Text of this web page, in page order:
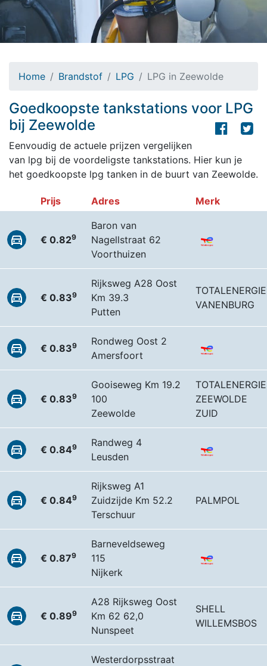
Home Brandstof LPG LPG in Zeewolde
Goedkoopste tankstations voor LPG
bij Zeewolde
Eenvoudig de actuele prijzen vergelijken
van lpg bij de voordeligste tankstations. Hier kun je
het goedkoopste lpg tanken in de buurt van Zeewolde.
Prijs Adres Merk
€ 0.829
Baron van
Nagellstraat 62
Voorthuizen
€ 0.839
Rijksweg A28 Oost
Km 39.3
Putten
VANENBURG
€ 0.839
Rondweg Oost 2
Amersfoort
€ 0.839
Gooiseweg Km 19.2
100
Zeewolde
ZEEWOLDE
ZUID
€ 0.849
Randweg 4
Leusden
€ 0.849
Rijksweg A1
Zuidzijde Km 52.2
Terschuur
PALMPOL
€ 0.879
Barneveldseweg
115
Nijkerk
€ 0.899
A28 Rijksweg Oost
Km 62 62,0
Nunspeet
SHELL
WILLEMSBOS
Westerdorpsstraat